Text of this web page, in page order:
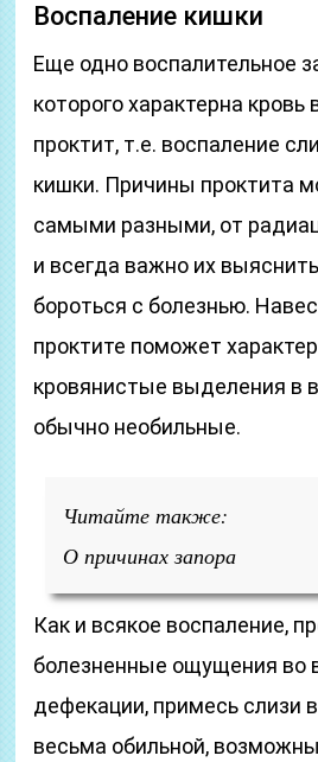
Воспаление кишки
Еще одно воспалительное
которого характерна кровь
проктит, т.е. воспаление
кишки. Причины проктита
самыми разными, от
и всегда важно их
бороться с болезнью.
проктите поможет
кровянистые выделения в
обычно необильные.
Читайте также:
О причинах запора
Как и всякое воспаление,
болезненные ощущения во
дефекации, примесь слизи
весьма обильной,